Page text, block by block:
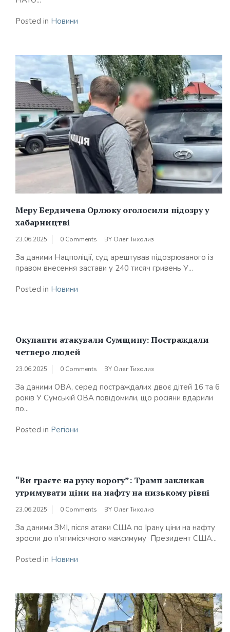
Posted in Новини
Меру Бердичева Орлюку оголосили підозру у
хабарництві
23.06.2025 0 Comments BY Олег Тихолиз
За даними Нацполіції, суд арештував підозрюваного із
правом внесення застави у 240 тисяч гривень У...
Posted in Новини
Окупанти атакували Сумщину: Постраждали
четверо людей
23.06.2025 0 Comments BY Олег Тихолиз
За даними ОВА, серед постраждалих двоє дітей 16 та 6
років У Сумській ОВА повідомили, що росіяни вдарили
по...
Posted in Регіони
“Ви граєте на руку ворогу”: Трамп закликав
утримувати ціни на нафту на низькому рівні
23.06.2025 0 Comments BY Олег Тихолиз
За даними ЗМІ, після атаки США по Ірану ціни на нафту
зросли до п’ятимісячного максимуму Президент США...
Posted in Новини